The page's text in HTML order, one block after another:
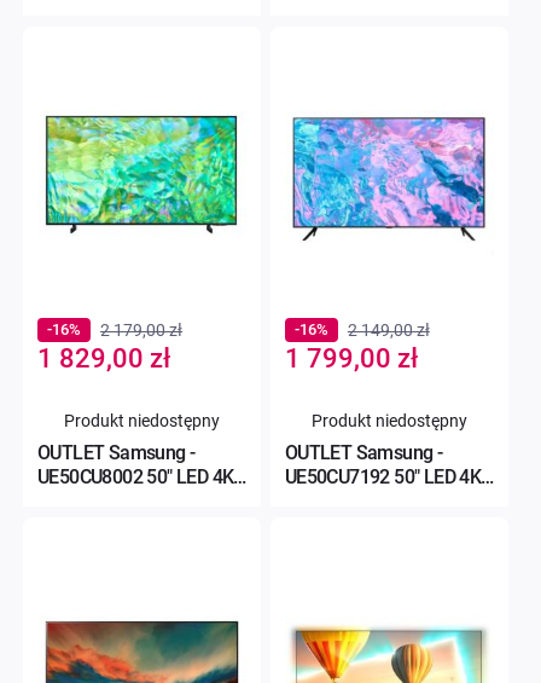
OUTLET Samsung -
UE50CU8002 50" LED 4K
Special
Price
1 829,00 zł
-16% 2 179,00 zł
Produkt niedostępny
OUTLET Samsung -
UE50CU7192 50" LED 4K
Special
Price
1 799,00 zł
-16% 2 149,00 zł
Produkt niedostępny